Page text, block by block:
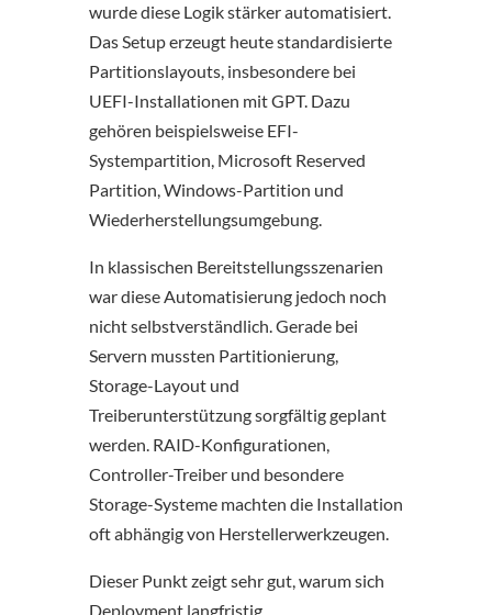
wurde diese Logik stärker automatisiert.
Das Setup erzeugt heute standardisierte
Partitionslayouts, insbesondere bei
UEFI-Installationen mit GPT. Dazu
gehören beispielsweise EFI-
Systempartition, Microsoft Reserved
Partition, Windows-Partition und
Wiederherstellungsumgebung.
In klassischen Bereitstellungsszenarien
war diese Automatisierung jedoch noch
nicht selbstverständlich. Gerade bei
Servern mussten Partitionierung,
Storage-Layout und
Treiberunterstützung sorgfältig geplant
werden. RAID-Konfigurationen,
Controller-Treiber und besondere
Storage-Systeme machten die Installation
oft abhängig von Herstellerwerkzeugen.
Dieser Punkt zeigt sehr gut, warum sich
Deployment langfristig